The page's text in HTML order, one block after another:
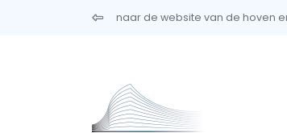
Overslaan en naar de inhoud gaan
naar de website van de hoven